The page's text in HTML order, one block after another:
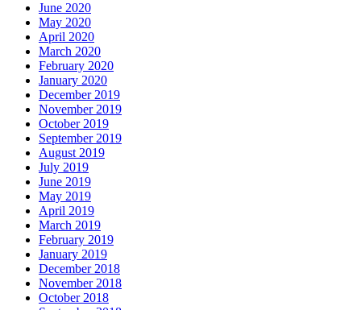
June 2020
May 2020
April 2020
March 2020
February 2020
January 2020
December 2019
November 2019
October 2019
September 2019
August 2019
July 2019
June 2019
May 2019
April 2019
March 2019
February 2019
January 2019
December 2018
November 2018
October 2018